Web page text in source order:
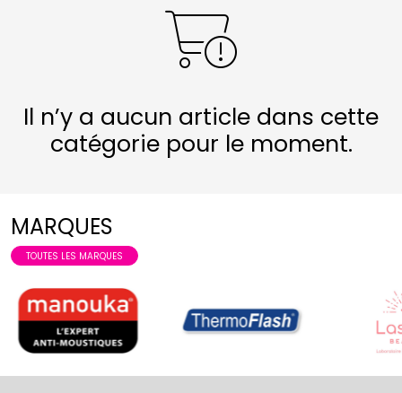
Il n’y a aucun article dans cette
catégorie pour le moment.
MARQUES
TOUTES LES MARQUES